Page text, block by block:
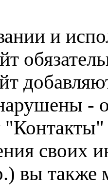
и
-
"Контакты"
своих
вы также